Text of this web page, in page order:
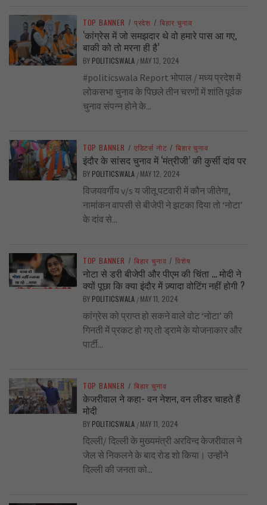
TOP BANNER / प्रदेश / बिहार चुनाव
‘कांग्रेस में जो समझदार थे वो हमारे पास आ गए,
बाकी को तो मरना ही है’
BY POLITICSWALA / MAY 13, 2024
#politicswala Report भोपाल / मध्य प्रदेश में
लोकसभा चुनाव के पिछले तीन चरणों में शांति पूर्वक
चुनाव संपन्न होने के...
TOP BANNER / एडिटर्स नोट / बिहार चुनाव
इंदौर के सांसद चुनाव में ‘मंत्रीजी’ की कुर्सी दांव पर
BY POLITICSWALA / MAY 12, 2024
विजयवर्गीय v/s य जीतू पटवारी में कौन जीतेगा,
नामांकन वापसी से बीजेपी ने झटका दिया तो ‘नोटा’
के दांव से...
TOP BANNER / बिहार चुनाव / विशेष
नोटा से डरी बीजेपी और पीएम की चिंता … मोदी ने
क्यों पूछा कि क्या इंदौर में ज़्यादा वोटिंग नहीं होगी ?
BY POLITICSWALA / MAY 11, 2024
कांग्रेस को प्राप्त हो सकने वाले वोट ‘नोटा’ की
गिनती में प्रकट हो गए तो ड्रामे के योजनाकार और
पार्टी...
TOP BANNER / बिहार चुनाव
केजरीवाल ने कहा- वन नेशन, वन लीडर चाहते हैं
मोदी
BY POLITICSWALA / MAY 11, 2024
दिल्ली/ दिल्ली के मुख्यमंत्री अरविन्द केजरीवाल ने
जेल से निकलने के बाद रोड शो किया। उन्होंने
दिल्ली की जनता को...